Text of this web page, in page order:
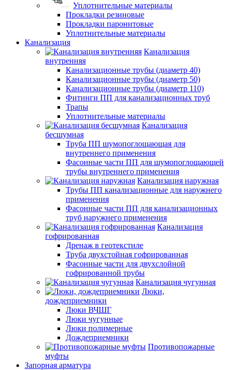
Уплотнительные материалы
Прокладки резиновые
Прокладки паронитовые
Уплотнительные материалы
Канализация
Канализация
внутренняя
Канализационные трубы (диаметр 40)
Канализационные трубы (диаметр 50)
Канализационные трубы (диаметр 110)
Фитинги ПП для канализационных труб
Трапы
Уплотнительные материалы
Канализация
бесшумная
Труба ПП шумопоглощающая для
внутреннего применения
Фасонные части ПП для шумопоглощающей
трубы внутреннего применения
Канализация наружная
Трубы ПП канализационные для наружнего
применения
Фасонные части ПП для канализационных
труб наружнего применения
Канализация
гофрированная
Дренаж в геотекстиле
Труба двухстойная гофрированная
Фасонные части для двухслойной
гофрированной трубы
Канализация чугунная
Люки,
дождеприемники
Люки ВЧШГ
Люки чугунные
Люки полимерные
Дождеприемники
Противопожарные
муфты
Запорная арматура